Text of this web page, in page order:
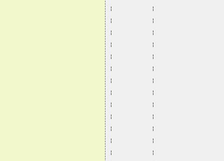
¦           ¦
¦           ¦
¦           ¦
¦           ¦
¦           ¦
¦           ¦
¦           ¦
¦           ¦
¦           ¦
¦           ¦
¦           ¦
¦           ¦
¦           ¦